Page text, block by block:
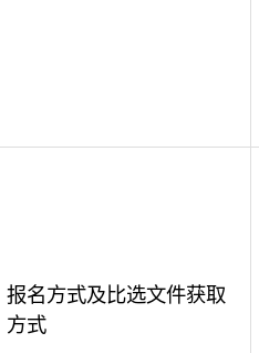
报名方式及比选文件获取
方式